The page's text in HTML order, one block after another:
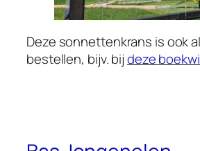
Deze sonnettenkrans is ook
bestellen, bijv. bijdeze